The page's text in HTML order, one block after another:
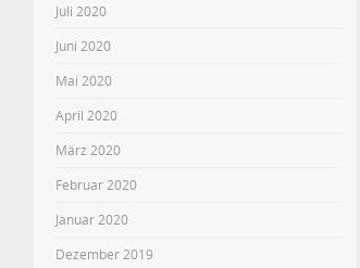
Juli 2020
Juni 2020
Mai 2020
April 2020
März 2020
Februar 2020
Januar 2020
Dezember 2019